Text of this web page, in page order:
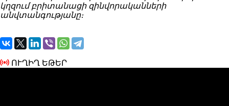
կղզում բրիտանացի զինվորականների
անվտանգությանը։
ՈՒՂԻՂ ԵԹԵՐ